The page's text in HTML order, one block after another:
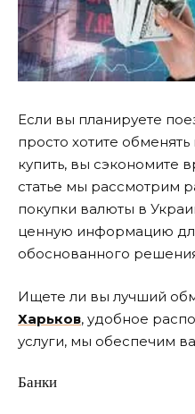
Если вы планируете
просто хотите
купить, вы сэкономите
статье мы рассмотрим
покупки валюты в
ценную информацию
обоснованного
Ищете ли вы лучший
Харьков, удобное
услуги, мы обеспечим
Банки